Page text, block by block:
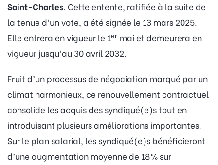
Saint-Charles. Cette entente, ratifiée à la suite de
la tenue d’un vote, a été signée le 13 mars 2025.
Elle entrera en vigueur le 1er mai et demeurera en
vigueur jusqu’au 30 avril 2032.
Fruit d’un processus de négociation marqué par un
climat harmonieux, ce renouvellement contractuel
consolide les acquis des syndiqué(e)s tout en
introduisant plusieurs améliorations importantes.
Sur le plan salarial, les syndiqué(e)s bénéficieront
d’une augmentation moyenne de 18 % sur